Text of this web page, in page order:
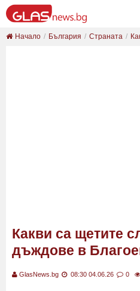
Начало България Страната
Какви са щетите
дъждове в
GlasNews.bg 08:30 04.06.26 0